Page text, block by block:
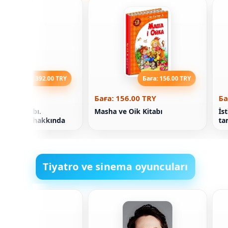
Баға: 392.00 TRY
Kitabı.
Dumas hakkında
Баға: 156.00 TRY
Баға: 156.00 TRY
Masha ve Oik Kitabı
Tiyatro ve sinema oyuncuları